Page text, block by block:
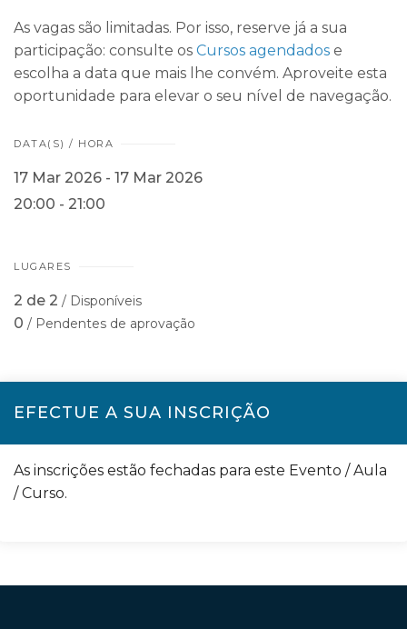
As vagas são limitadas. Por isso, reserve já a sua
participação: consulte os Cursos agendados e
escolha a data que mais lhe convém. Aproveite esta
oportunidade para elevar o seu nível de navegação.
DATA(S) / HORA
17 Mar 2026 - 17 Mar 2026
20:00 - 21:00
LUGARES
2 de 2 / Disponíveis
0 / Pendentes de aprovação
EFECTUE A SUA INSCRIÇÃO
As inscrições estão fechadas para este Evento / Aula
/ Curso.